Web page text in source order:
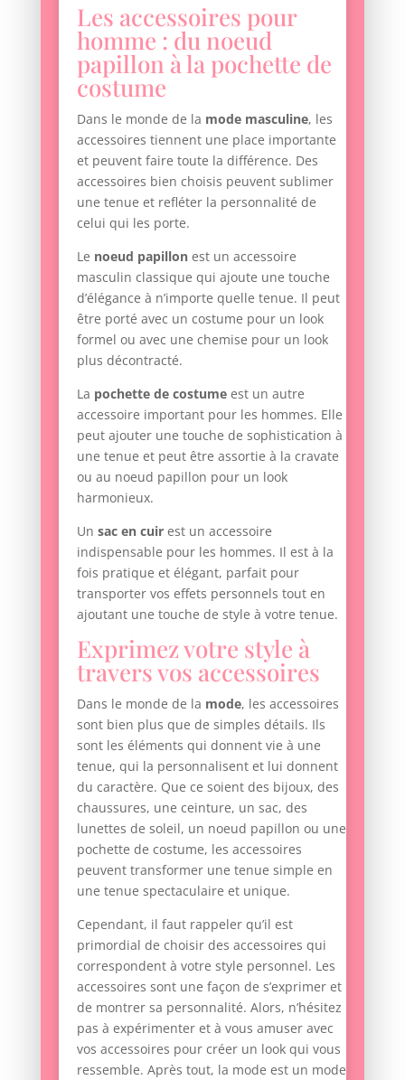
Les accessoires pour
homme : du noeud
papillon à la pochette de
costume
Dans le monde de la mode masculine, les
accessoires tiennent une place importante
et peuvent faire toute la différence. Des
accessoires bien choisis peuvent sublimer
une tenue et refléter la personnalité de
celui qui les porte.
Le noeud papillonest un accessoire
masculin classique qui ajoute une touche
d’élégance à n’importe quelle tenue. Il peut
être porté avec un costume pour un look
formel ou avec une chemise pour un look
plus décontracté.
La pochette de costumeest un autre
accessoire important pour les hommes. Elle
peut ajouter une touche de sophistication à
une tenue et peut être assortie à la cravate
ou au noeud papillon pour un look
harmonieux.
Un sac en cuirest un accessoire
indispensable pour les hommes. Il est à la
fois pratique et élégant, parfait pour
transporter vos effets personnels tout en
ajoutant une touche de style à votre tenue.
Exprimez votre style à
travers vos accessoires
Dans le monde de la mode, les accessoires
sont bien plus que de simples détails. Ils
sont les éléments qui donnent vie à une
tenue, qui la personnalisent et lui donnent
du caractère. Que ce soient des bijoux, des
chaussures, une ceinture, un sac, des
lunettes de soleil, un noeud papillon ou une
pochette de costume, les accessoires
peuvent transformer une tenue simple en
une tenue spectaculaire et unique.
Cependant, il faut rappeler qu’il est
primordial de choisir des accessoires qui
correspondent à votre style personnel. Les
accessoires sont une façon de s’exprimer et
de montrer sa personnalité. Alors, n’hésitez
pas à expérimenter et à vous amuser avec
vos accessoires pour créer un look qui vous
ressemble. Après tout, la mode est un mode